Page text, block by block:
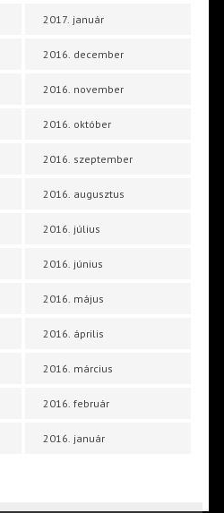
2017. január
2016. december
2016. november
2016. október
2016. szeptember
2016. augusztus
2016. július
2016. június
2016. május
2016. április
2016. március
2016. február
2016. január